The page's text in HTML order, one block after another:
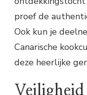
proef de
Ook kun je
Canarische
deze heerlijke